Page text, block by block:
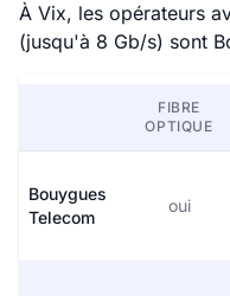
À Vix, les opérateurs
(jusqu'à 8 Gb/s) sont
FIBRE
OPTIQUE
Bouygues
Telecom
oui